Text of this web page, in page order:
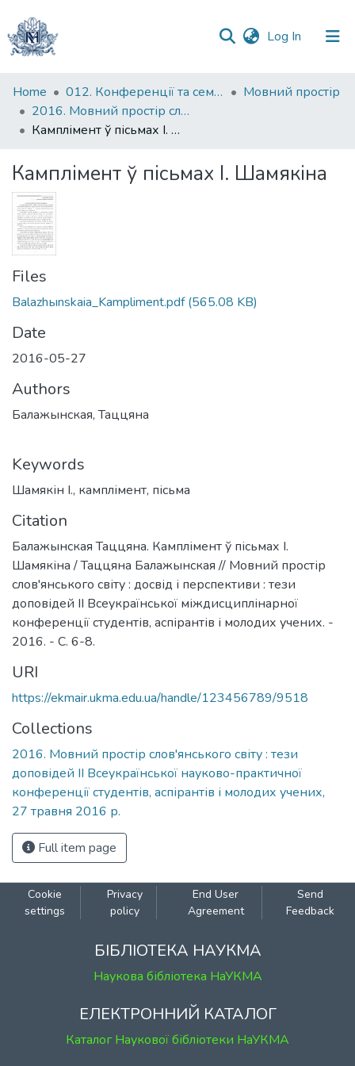
Log In (current)
Communities
&
Collections
Statistics
Home 012. Конференції та семінари НаУКМА
Мовний простір
2016. Мовний простір слов'янського світу : тези доповідей II Всеукраїнської науково-практичної конференції студентів, аспірантів і молодих учених, 27 травня 2016 р.
Камплімент ў пісьмах І. Шамякіна
Камплімент ў пісьмах І. Шамякіна
Files
Balazhыnskaia_Kampliment.pdf(565.08 KB)
Date
2016-05-27
Authors
Балажынская, Таццяна
Keywords
Шамякін І., камплімент, пісьма
Citation
Балажынская Таццяна. Камплімент ў пісьмах І.
Шамякіна / Таццяна Балажынская // Мовний простір
слов'янського світу : досвід і перспективи : тези
доповідей ІІ Всеукраїнської міждисциплінарної
конференції студентів, аспірантів і молодих учених. -
2016. - С. 6-8.
URI
https://ekmair.ukma.edu.ua/handle/123456789/9518
Collections
2016. Мовний простір слов'янського світу : тези
доповідей II Всеукраїнської науково-практичної
конференції студентів, аспірантів і молодих учених,
27 травня 2016 р.
Full item page
Cookie
settings
Privacy
policy
End User
Agreement
Send
Feedback
БІБЛІОТЕКА НАУКМА
Наукова бібліотека НаУКМА
ЕЛЕКТРОННИЙ КАТАЛОГ
Каталог Наукової бібліотеки НаУКМА